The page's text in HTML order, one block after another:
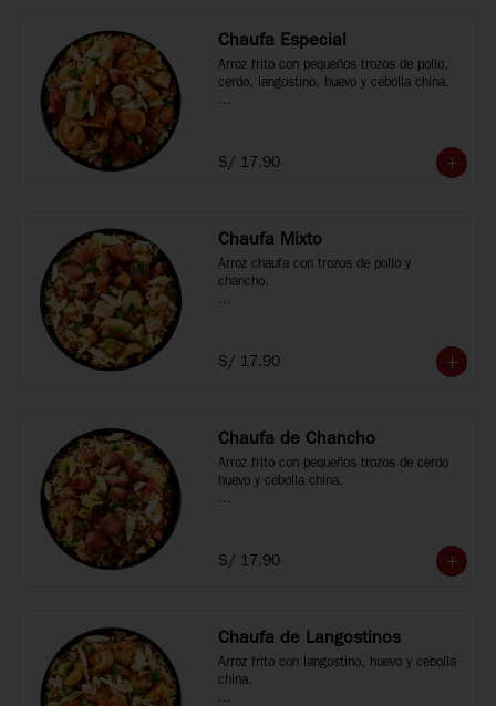
Chaufa Especial
Arroz frito con pequeños trozos de pollo,
cerdo, langostino, huevo y cebolla china.
S/ 17.90
Chaufa Mixto
Arroz chaufa con trozos de pollo y
chancho.
S/ 17.90
Chaufa de Chancho
Arroz frito con pequeños trozos de cerdo
huevo y cebolla china.
S/ 17.90
Chaufa de Langostinos
Arroz frito con langostino, huevo y cebolla
china.